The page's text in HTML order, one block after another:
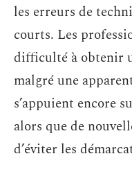
les erreurs de
courts. Les
difficulté à obtenir
malgré une
s’appuient encore
alors que de
d’éviter les